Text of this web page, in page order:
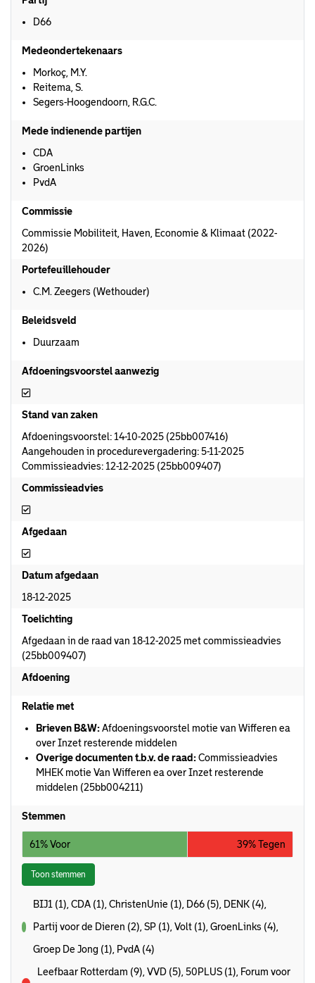
D66
Medeondertekenaars
Morkoç, M.Y.
Reitema, S.
Segers-Hoogendoorn, R.G.C.
Mede indienende partijen
CDA
GroenLinks
PvdA
Commissie
Commissie Mobiliteit, Haven, Economie & Klimaat (2022-
2026)
Portefeuillehouder
C.M. Zeegers (Wethouder)
Beleidsveld
Duurzaam
Afdoeningsvoorstel aanwezig
Afdoeningsvoorstel aanwezig
Stand van zaken
Afdoeningsvoorstel: 14-10-2025 (25bb007416)
Aangehouden in procedurevergadering: 5-11-2025
Commissieadvies: 12-12-2025 (25bb009407)
Commissieadvies
Commissieadvies
Afgedaan
Afgedaan
Datum afgedaan
18-12-2025
Toelichting
Afgedaan in de raad van 18-12-2025 met commissieadvies
(25bb009407)
Afdoening
Relatie met
Brieven B&W:Afdoeningsvoorstel motie van Wifferen ea
over Inzet resterende middelen
Overige documenten t.b.v. de raad:Commissieadvies
MHEK motie Van Wifferen ea over Inzet resterende
middelen (25bb004211)
Stemmen
61% Voor 39% Tegen
Toon stemmen
BIJ1 (1), CDA (1), ChristenUnie (1), D66 (5), DENK (4),
Partij voor de Dieren (2), SP (1), Volt (1), GroenLinks (4),
Groep De Jong (1), PvdA (4)
Leefbaar Rotterdam (9), VVD (5), 50PLUS (1), Forum voor